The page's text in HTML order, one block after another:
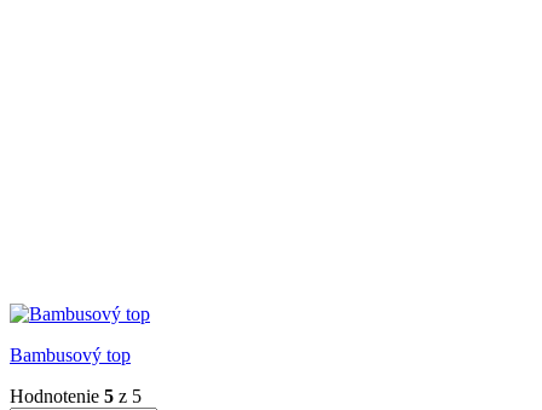
Bambusový top
Hodnotenie 5 z 5